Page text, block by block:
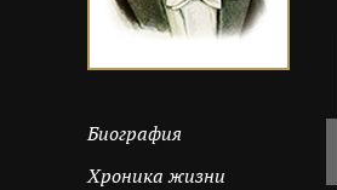
Биография
Хроника жизни